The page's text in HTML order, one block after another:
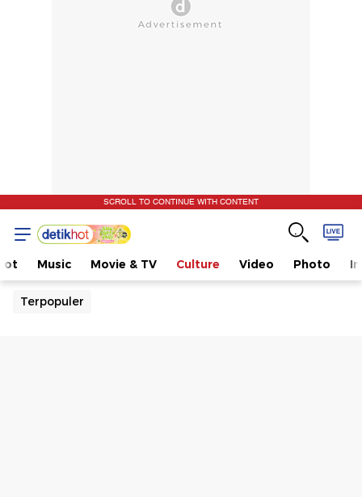
SCROLL TO CONTINUE WITH CONTENT
Music Movie & TV Culture Video Photo
Terpopuler